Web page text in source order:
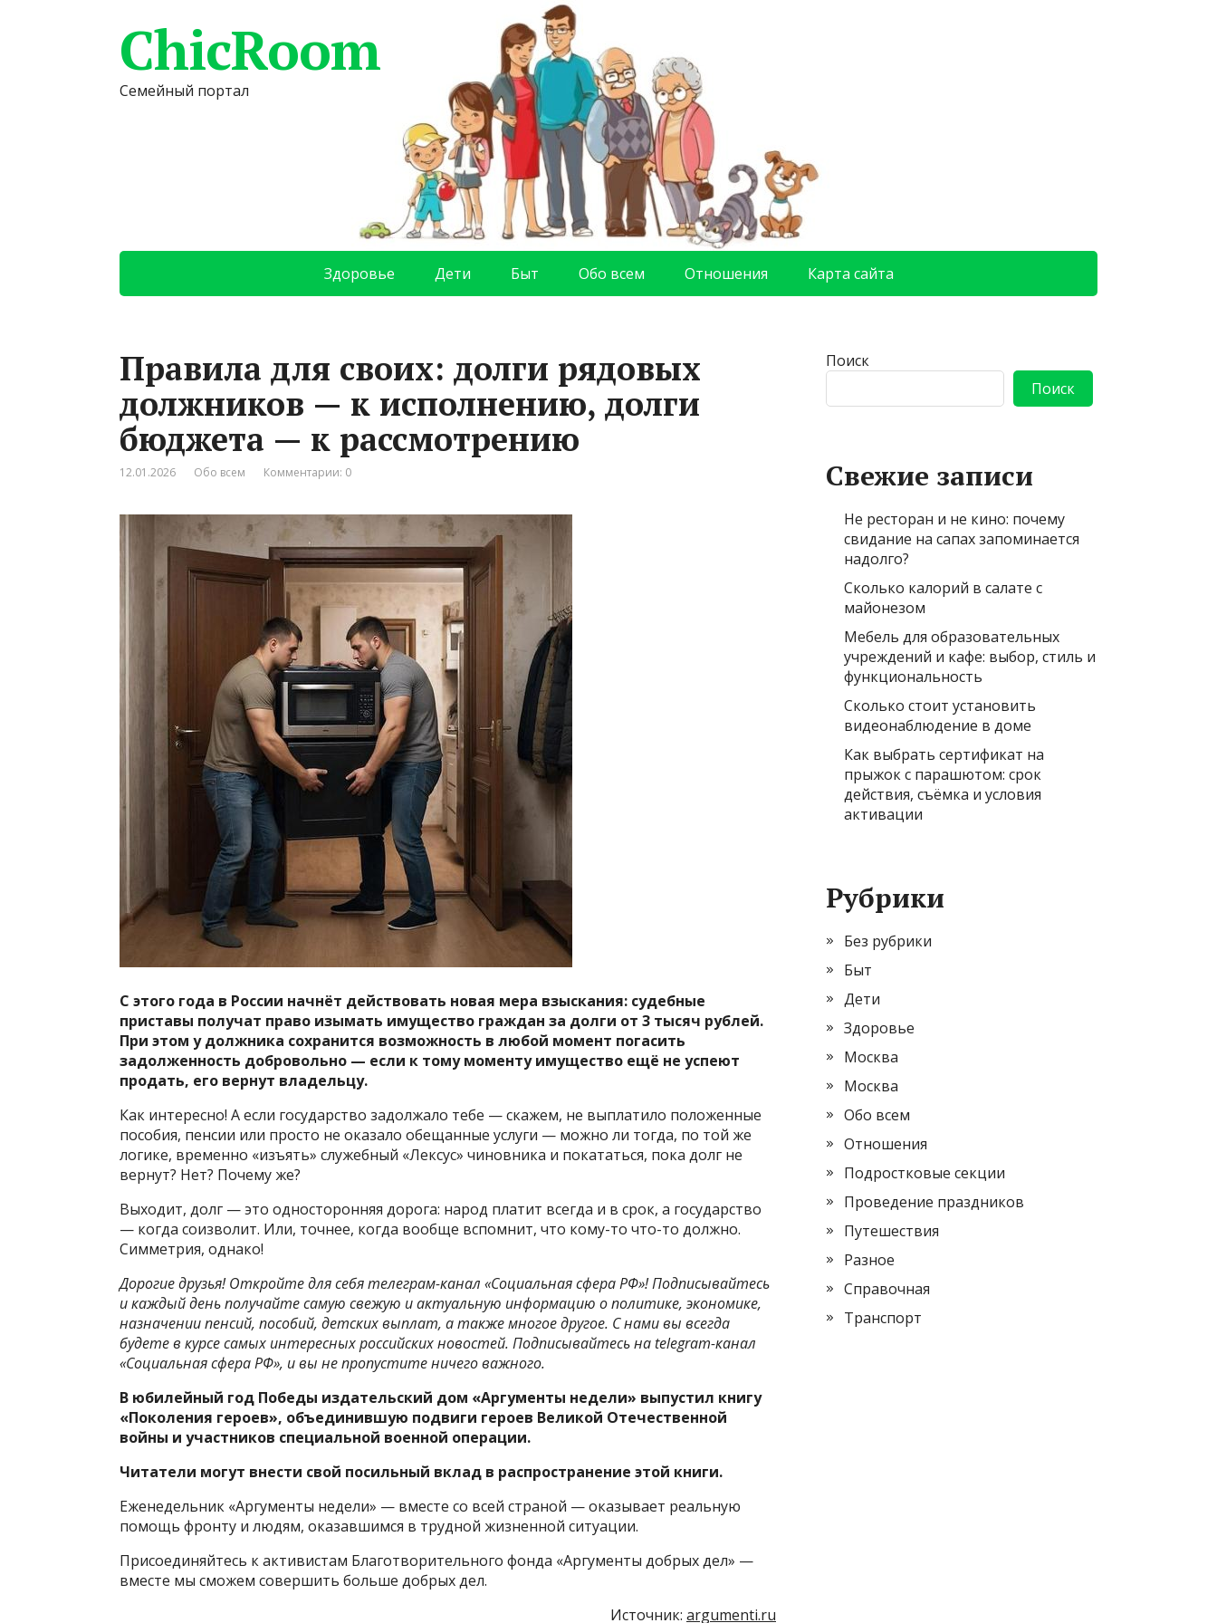
ChicRoom
Семейный портал
Здоровье Дети Быт Обо всем Отношения Карта сайта
Правила для своих: долги рядовых
должников — к исполнению, долги
бюджета — к рассмотрению
12.01.2026 Обо всем Комментарии: 0
С этого года в России начнёт действовать новая мера взыскания: судебные
приставы получат право изымать имущество граждан за долги от 3 тысяч рублей.
При этом у должника сохранится возможность в любой момент погасить
задолженность добровольно — если к тому моменту имущество ещё не успеют
продать, его вернут владельцу.
Как интересно! А если государство задолжало тебе — скажем, не выплатило положенные
пособия, пенсии или просто не оказало обещанные услуги — можно ли тогда, по той же
логике, временно «изъять» служебный «Лексус» чиновника и покататься, пока долг не
вернут? Нет? Почему же?
Выходит, долг — это односторонняя дорога: народ платит всегда и в срок, а государство
— когда соизволит. Или, точнее, когда вообще вспомнит, что кому-то что-то должно.
Симметрия, однако!
Дорогие друзья! Откройте для себя телеграм-канал «Социальная сфера РФ»! Подписывайтесь
и каждый день получайте самую свежую и актуальную информацию о политике, экономике,
назначении пенсий, пособий, детских выплат, а также многое другое. С нами вы всегда
будете в курсе самых интересных российских новостей. Подписывайтесь на telegram-канал
«Социальная сфера РФ», и вы не пропустите ничего важного.
В юбилейный год Победы издательский дом «Аргументы недели» выпустил книгу
«Поколения героев», объединившую подвиги героев Великой Отечественной
войны и участников специальной военной операции.
Читатели могут внести свой посильный вклад в распространение этой книги.
Еженедельник «Аргументы недели» — вместе со всей страной — оказывает реальную
помощь фронту и людям, оказавшимся в трудной жизненной ситуации.
Присоединяйтесь к активистам Благотворительного фонда «Аргументы добрых дел» —
вместе мы сможем совершить больше добрых дел.
Источник: argumenti.ru
Поиск
Поиск
Свежие записи
Не ресторан и не кино: почему
свидание на сапах запоминается
надолго?
Сколько калорий в салате с
майонезом
Мебель для образовательных
учреждений и кафе: выбор, стиль и
функциональность
Сколько стоит установить
видеонаблюдение в доме
Как выбрать сертификат на
прыжок с парашютом: срок
действия, съёмка и условия
активации
Рубрики
Без рубрики
Быт
Дети
Здоровье
Москва
Москва
Обо всем
Отношения
Подростковые секции
Проведение праздников
Путешествия
Разное
Справочная
Транспорт